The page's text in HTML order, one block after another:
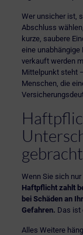
Wer unsicher ist,
Abschluss
kurze, saubere
eine unabhängige
verkauft werden
Mittelpunkt steht
Menschen, die
gebracht
Wenn Sie sich
Haftpflicht zahlt
bei Schäden an
Gefahren. Das ist
Alles Weitere